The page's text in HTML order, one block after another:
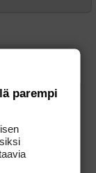
parempi